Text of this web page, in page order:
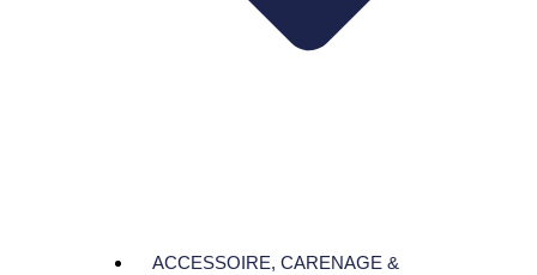
ACCESSOIRE, CARENAGE &